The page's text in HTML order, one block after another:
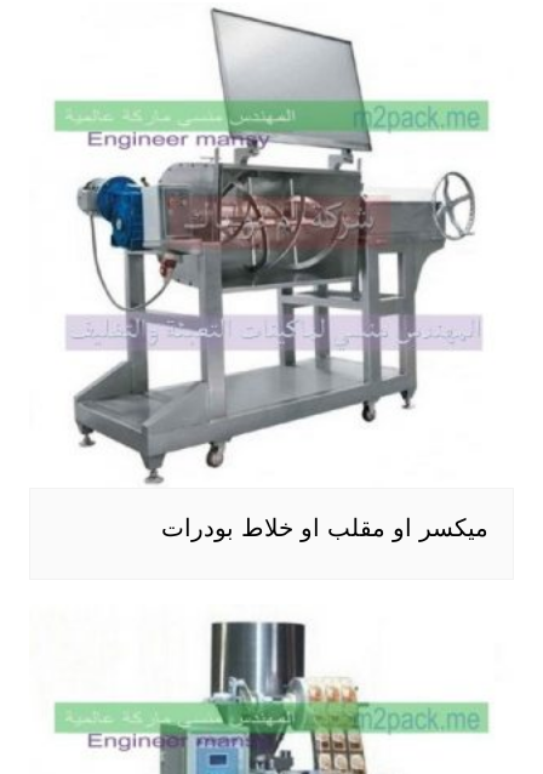
ميكسر او مقلب او خلاط بودرات